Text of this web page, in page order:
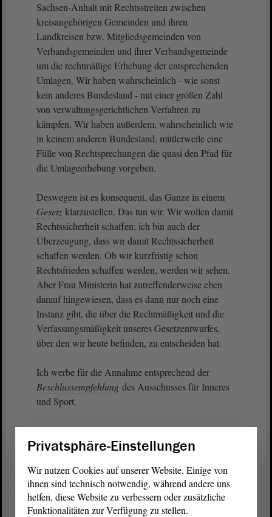
Sachsen-Anhalt mit Rechtsstreiten zwischen
kreisangehörigen Gemeinden und ihren
Landkreisen bzw. Mitgliedsgemeinden von
Verbandsgemeinden und ihrer Verbandsgemeinde
um die rechtmäßige Erhebung der entsprechenden
Umlagen. Wir haben wahrscheinlich - wie sonst
kein anderes Bundesland - mit einer großen Zahl
von verwaltungsgerichtlichen Verfahren zu
kämpfen. Wir haben außerdem, wahrscheinlich wie
in keinem anderen Bundesland, mittlerweile eine
Fülle von Rechtsprechungen die quasi den Pfad für
die Umlageerhebung vorgeben.
Deswegen ist es konsequent, das Ganze in einem
Gesetz klarzustellen. Das tun wir. Wir wollen damit
Rechtssicherheit schaffen; ich bin auch der
Überzeugung, dass wir damit Rechtssicherheit
schaffen werden. Ob wir kurzfristig schon
Rechtsfrieden schaffen werden, werden wir sehen.
Aber Frau Ministerin hat zutreffenderweise eben
darauf hingewiesen, dass es dann nur noch eine
Instanz gibt, die über die Rechtmäßigkeit und die
Verfassungsmäßigkeit unseres Gesetzentwurfes,
über den wir heute befinden, zu entscheiden hat.
Ich werbe für die Annahme entsprechend der
Beschlussempfehlung des Ausschusses für Inneres
und Sport.
Zurück zur Landtagssitzung
Privatsphäre-Einstellungen
Wir nutzen Cookies auf unserer Website. Einige von
ihnen sind technisch notwendig, während andere uns
helfen, diese Website zu verbessern oder zusätzliche
Funktionalitäten zur Verfügung zu stellen.